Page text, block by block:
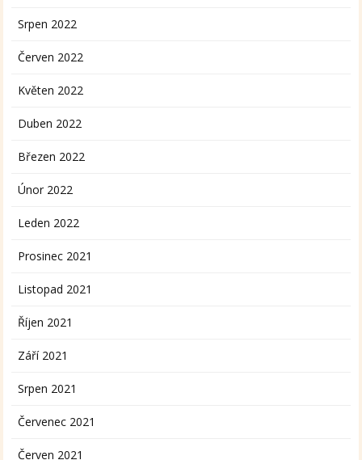
Srpen 2022
Červen 2022
Květen 2022
Duben 2022
Březen 2022
Únor 2022
Leden 2022
Prosinec 2021
Listopad 2021
Říjen 2021
Září 2021
Srpen 2021
Červenec 2021
Červen 2021